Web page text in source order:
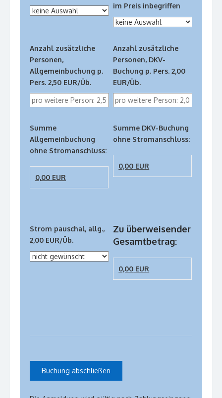
im Preis inbegriffen
Anzahl zusätzliche
Personen,
Allgemeinbuchung p.
Pers. 2,50 EUR/Üb.
Anzahl zusätzliche
Personen, DKV-
Buchung p. Pers. 2,00
EUR/Üb.
Summe
Allgemeinbuchung
ohne Stromanschluss:
0,00 EUR
Summe DKV-Buchung
ohne Stromanschluss:
0,00 EUR
Strom pauschal, allg.,
2,00 EUR/Üb.
Zu überweisender
Gesamtbetrag:
0,00 EUR